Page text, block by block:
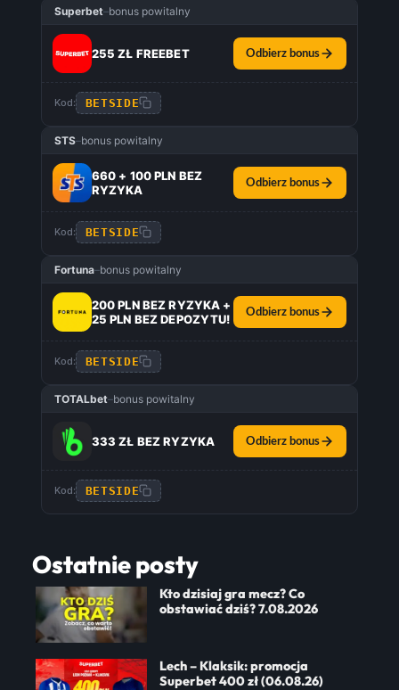
Superbet–bonus powitalny
255 ZŁ FREEBET Odbierz bonus
Kod: BETSIDE
STS–bonus powitalny
660 + 100 PLN BEZ
RYZYKA
Odbierz bonus
Kod: BETSIDE
Fortuna–bonus powitalny
200 PLN BEZ RYZYKA +
25 PLN BEZ DEPOZYTU!
Odbierz bonus
Kod: BETSIDE
TOTALbet–bonus powitalny
333 ZŁ BEZ RYZYKA Odbierz bonus
Kod: BETSIDE
Ostatnie posty
Kto dzisiaj gra mecz? Co
obstawiać dziś? 7.08.2026
Lech – Klaksik: promocja
Superbet 400 zł (06.08.26)